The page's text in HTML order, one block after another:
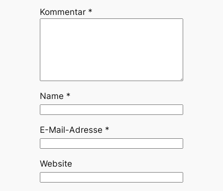
Kommentar *
Name *
E-Mail-Adresse *
Website